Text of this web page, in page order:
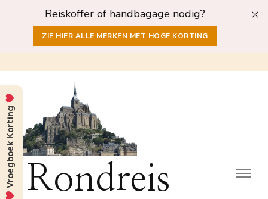
Reiskoffer of handbagage nodig?
ZIE HIER ALLE MERKEN MET HOGE KORTING
Rondreis
Vroegboek Korting